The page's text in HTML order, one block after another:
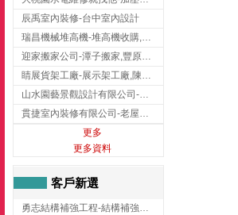
辰禹室內裝修-台中室內設計
瑞昌機械堆高機-堆高機收購,新北市堆高機,桃園堆高機
迎家搬家公司-潭子搬家,豐原搬家,大雅搬家,大甲搬家,台中推薦搬家,台中搬家
睛展貨架工廠-展示架工廠,陳列架,台中展示架工廠
山水園藝景觀設計有限公司-景觀工程,景觀設計,新竹園藝工程,新竹景觀設計
貫捷室內裝修有限公司-老屋翻新工程,台中老屋翻新工程,台中舊屋翻新
更多
更多資料
客戶新選
勇志結構補強工程-結構補強工程 ,桃園結構補強工程,龍潭結構補強工程